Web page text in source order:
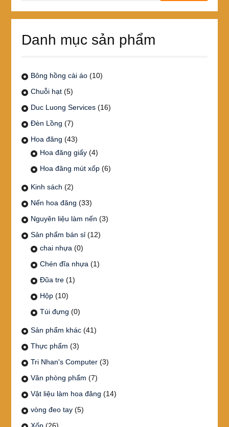
Danh mục sản phẩm
Bông hồng cài áo (10)
Chuỗi hạt (5)
Duc Luong Services (16)
Đèn Lồng (7)
Hoa đăng (43)
Hoa đăng giấy (4)
Hoa đăng mút xốp (6)
Kinh sách (2)
Nến hoa đăng (33)
Nguyên liệu làm nến (3)
Sản phẩm bán sỉ (12)
chai nhựa (0)
Chén đĩa nhựa (1)
Đũa tre (1)
Hộp (10)
Túi đựng (0)
Sản phẩm khác (41)
Thực phẩm (3)
Tri Nhan's Computer (3)
Văn phòng phẩm (7)
Vật liệu làm hoa đăng (14)
vòng đeo tay (5)